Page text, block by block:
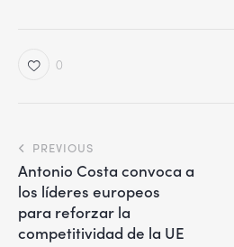
0
PREVIOUS
Antonio Costa convoca a
los líderes europeos
para reforzar la
competitividad de la UE